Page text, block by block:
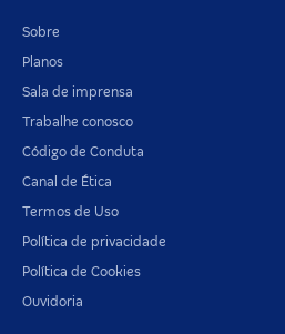
Sobre
Planos
Sala de imprensa
Trabalhe conosco
Código de Conduta
Canal de Ética
Termos de Uso
Política de privacidade
Política de Cookies
Ouvidoria